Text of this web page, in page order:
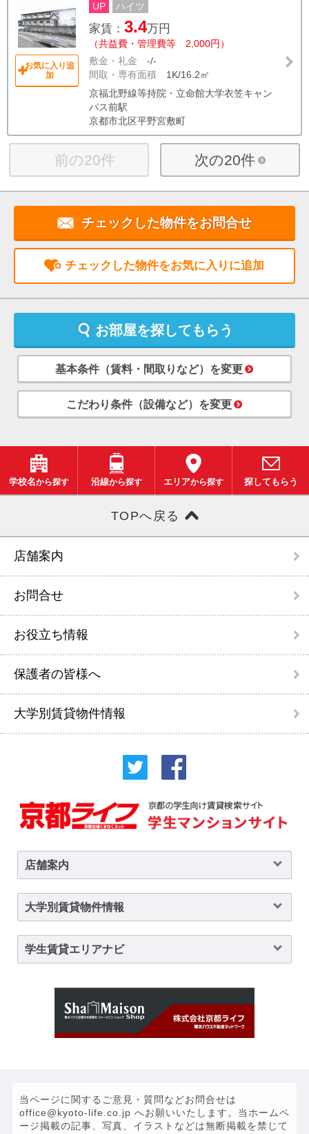
お気に入り追
加
UP ハイツ
家賃： 3.4万円
（共益費・管理費等 2,000円）
敷金・礼金 -/-
間取・専有面積 1K/16.2㎡
京福北野線等持院・立命館大学衣笠キャン
パス前駅
京都市北区平野宮敷町
前の20件 次の20件
チェックした物件をお問合せ
チェックした物件をお気に入りに追加
お部屋を探してもらう
基本条件（賃料・間取りなど）を変更
こだわり条件（設備など）を変更
学校名から探す 沿線から探す エリアから探す 探してもらう
TOPへ戻る
店舗案内
お問合せ
お役立ち情報
保護者の皆様へ
大学別賃貸物件情報
店舗案内
大学別賃貸物件情報
学生賃貸エリアナビ
当ページに関するご意見・質問などお問合せは
office@kyoto-life.co.jp へお願いいたします。当ホームペ
ージ掲載の記事、写真、イラストなどは無断掲載を禁じて